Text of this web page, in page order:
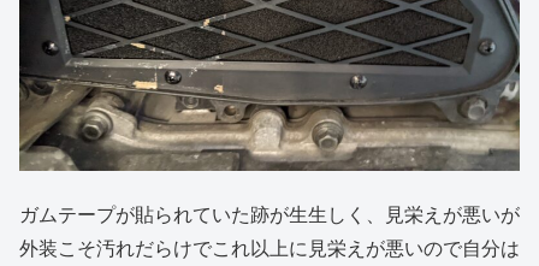
ガムテープが貼られていた跡が生生しく、見栄えが悪いが
外装こそ汚れだらけでこれ以上に見栄えが悪いので自分は